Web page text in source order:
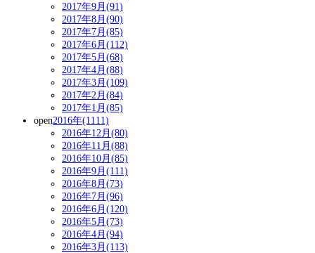
2017年9月(91)
2017年8月(90)
2017年7月(85)
2017年6月(112)
2017年5月(68)
2017年4月(88)
2017年3月(109)
2017年2月(84)
2017年1月(85)
open2016年(1111)
2016年12月(80)
2016年11月(88)
2016年10月(85)
2016年9月(111)
2016年8月(73)
2016年7月(96)
2016年6月(120)
2016年5月(73)
2016年4月(94)
2016年3月(113)